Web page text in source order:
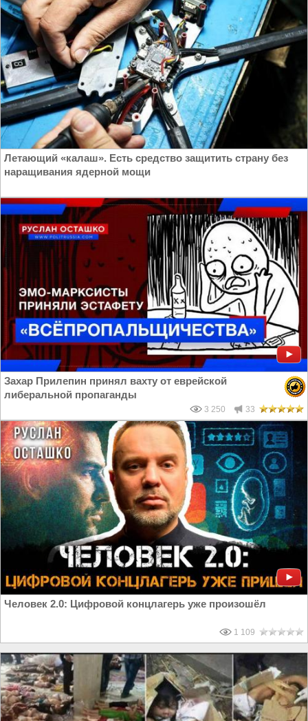
Летающий «калаш». Есть средство защитить страну без
наращивания ядерной мощи
Захар Прилепин принял вахту от еврейской
либеральной пропаганды
3 250 33
Человек 2.0: Цифровой концлагерь уже произошёл
1 109